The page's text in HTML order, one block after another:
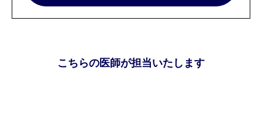
こちらの医師が担当いたします